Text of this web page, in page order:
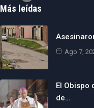
Más leídas
Ago 7,
El Obispo
de…